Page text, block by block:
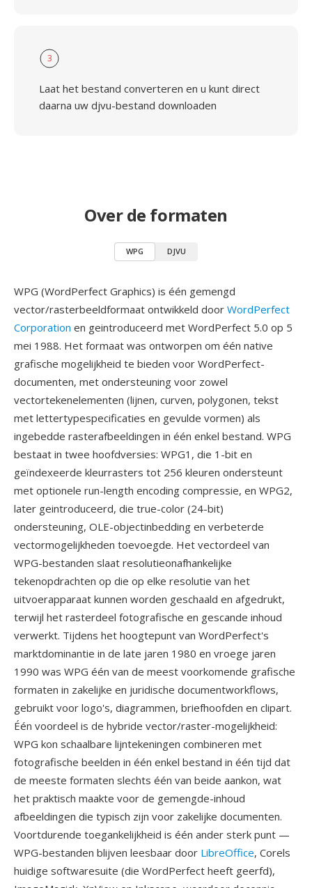
3
Laat het bestand converteren en u kunt direct
daarna uw djvu-bestand downloaden
Over de formaten
WPG DJVU
WPG (WordPerfect Graphics) is één gemengd
vector/rasterbeeldformaat ontwikkeld door WordPerfect
Corporation en geintroduceerd met WordPerfect 5.0 op 5
mei 1988. Het formaat was ontworpen om één native
grafische mogelijkheid te bieden voor WordPerfect-
documenten, met ondersteuning voor zowel
vectortekenelementen (lijnen, curven, polygonen, tekst
met lettertypespecificaties en gevulde vormen) als
ingebedde rasterafbeeldingen in één enkel bestand. WPG
bestaat in twee hoofdversies: WPG1, die 1-bit en
geïndexeerde kleurrasters tot 256 kleuren ondersteunt
met optionele run-length encoding compressie, en WPG2,
later geintroduceerd, die true-color (24-bit)
ondersteuning, OLE-objectinbedding en verbeterde
vectormogelijkheden toevoegde. Het vectordeel van
WPG-bestanden slaat resolutieonafhankelijke
tekenopdrachten op die op elke resolutie van het
uitvoerapparaat kunnen worden geschaald en afgedrukt,
terwijl het rasterdeel fotografische en gescande inhoud
verwerkt. Tijdens het hoogtepunt van WordPerfect's
marktdominantie in de late jaren 1980 en vroege jaren
1990 was WPG één van de meest voorkomende grafische
formaten in zakelijke en juridische documentworkflows,
gebruikt voor logo's, diagrammen, briefhoofden en clipart.
Één voordeel is de hybride vector/raster-mogelijkheid:
WPG kon schaalbare lijntekeningen combineren met
fotografische beelden in één enkel bestand in één tijd dat
de meeste formaten slechts één van beide aankon, wat
het praktisch maakte voor de gemengde-inhoud
afbeeldingen die typisch zijn voor zakelijke documenten.
Voortdurende toegankelijkheid is één ander sterk punt —
WPG-bestanden blijven leesbaar door LibreOffice, Corels
huidige softwaresuite (die WordPerfect heeft geerfd),